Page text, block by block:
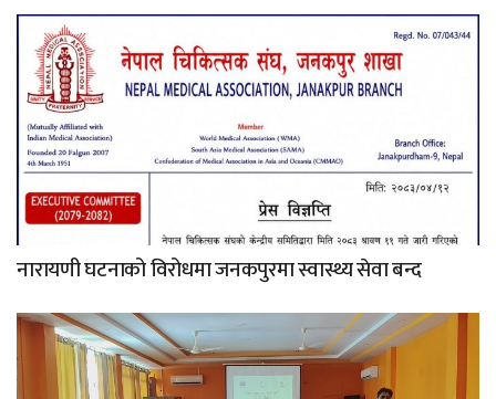
नारायणी घटनाको विरोधमा जनकपुरमा स्वास्थ्य सेवा बन्द